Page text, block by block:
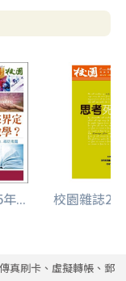
... 校園雜誌
傳真刷卡、虛擬轉帳、郵